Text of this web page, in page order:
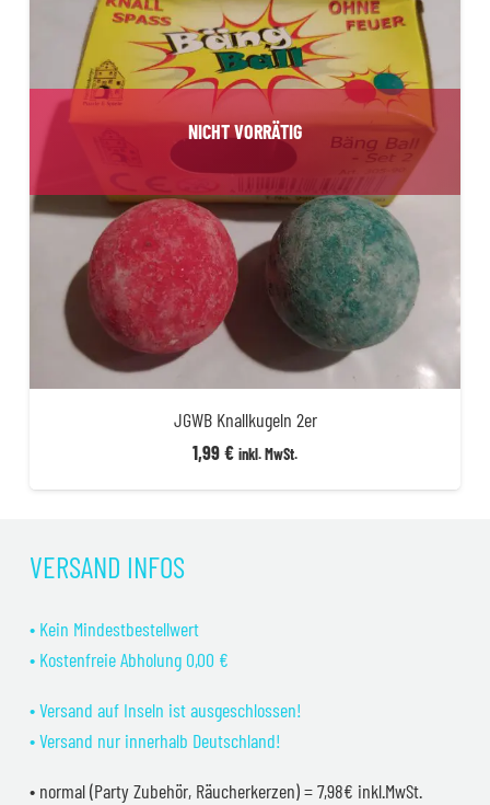
NICHT VORRÄTIG
JGWB Knallkugeln 2er
1,99€ inkl. MwSt.
VERSAND INFOS
• Kein Mindestbestellwert
• Kostenfreie Abholung 0,00 €
• Versand auf Inseln ist ausgeschlossen!
• Versand nur innerhalb Deutschland!
• normal (Party Zubehör, Räucherkerzen) = 7,98€ inkl.MwSt.